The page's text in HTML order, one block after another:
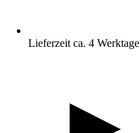
Lieferzeit ca. 4 Werktage